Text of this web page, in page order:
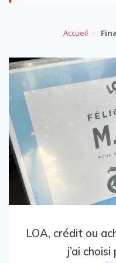
Accueil ›
LOA, crédit ou
j’ai